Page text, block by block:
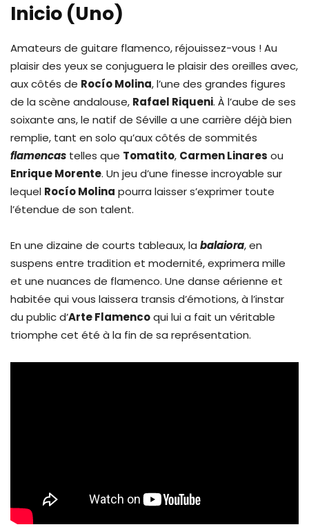
Inicio (Uno)
Amateurs de guitare flamenco, réjouissez-vous ! Au
plaisir des yeux se conjuguera le plaisir des oreilles avec,
aux côtés de Rocío Molina, l’une des grandes figures
de la scène andalouse, Rafael Riqueni. À l’aube de ses
soixante ans, le natif de Séville a une carrière déjà bien
remplie, tant en solo qu’aux côtés de sommités
flamencas telles que Tomatito, Carmen Linares ou
Enrique Morente. Un jeu d’une finesse incroyable sur
lequel Rocío Molina pourra laisser s’exprimer toute
l’étendue de son talent.
En une dizaine de courts tableaux, la balaiora, en
suspens entre tradition et modernité, exprimera mille
et une nuances de flamenco. Une danse aérienne et
habitée qui vous laissera transis d’émotions, à l’instar
du public d’Arte Flamencoqui lui a fait un véritable
triomphe cet été à la fin de sa représentation.